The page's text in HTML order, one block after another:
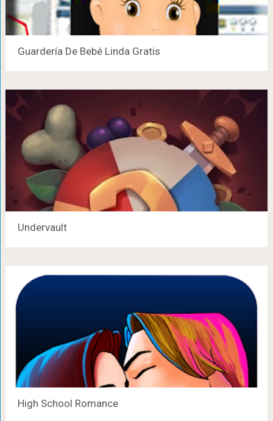
Guardería De Bebé Linda Gratis
Undervault
High School Romance